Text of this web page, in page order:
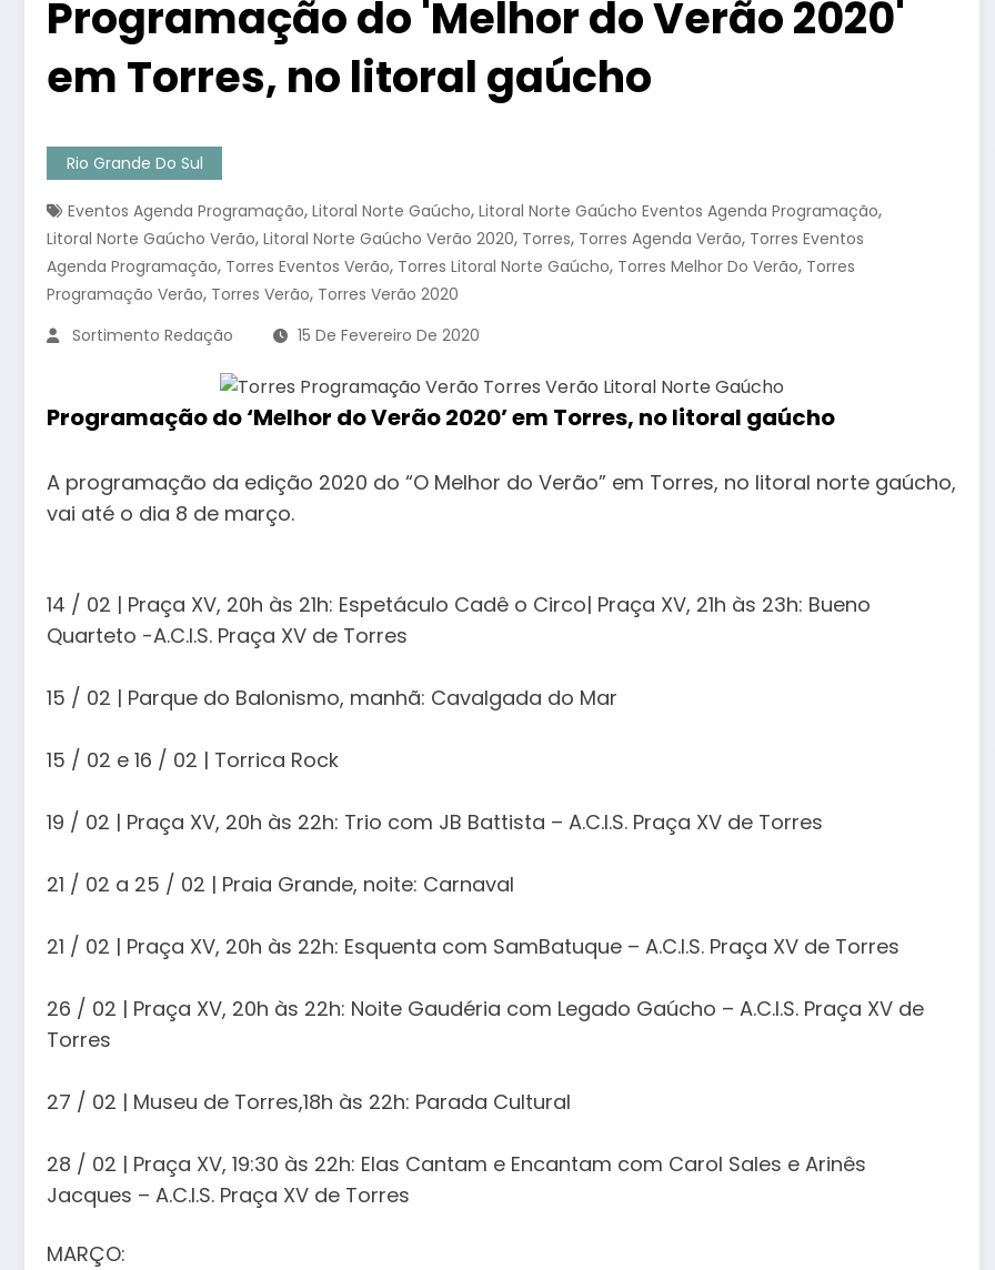
Programação do 'Melhor do Verão 2020'
em Torres, no litoral gaúcho
Rio Grande Do Sul
Eventos Agenda Programação, Litoral Norte Gaúcho, Litoral Norte Gaúcho Eventos Agenda Programação,
Litoral Norte Gaúcho Verão, Litoral Norte Gaúcho Verão 2020, Torres, Torres Agenda Verão, Torres Eventos
Agenda Programação, Torres Eventos Verão, Torres Litoral Norte Gaúcho, Torres Melhor Do Verão, Torres
Programação Verão, Torres Verão, Torres Verão 2020
Sortimento Redação
15 De Fevereiro De 2020
Programação do ‘Melhor do Verão 2020’ em Torres, no litoral gaúcho
A programação da edição 2020 do “O Melhor do Verão” em Torres, no litoral norte gaúcho,
vai até o dia 8 de março.
14 / 02 | Praça XV, 20h às 21h: Espetáculo Cadê o Circo| Praça XV, 21h às 23h: Bueno
Quarteto -A.C.I.S. Praça XV de Torres
15 / 02 | Parque do Balonismo, manhã: Cavalgada do Mar
15 / 02 e 16 / 02 | Torrica Rock
19 / 02 | Praça XV, 20h às 22h: Trio com JB Battista – A.C.I.S. Praça XV de Torres
21 / 02 a 25 / 02 | Praia Grande, noite: Carnaval
21 / 02 | Praça XV, 20h às 22h: Esquenta com SamBatuque – A.C.I.S. Praça XV de Torres
26 / 02 | Praça XV, 20h às 22h: Noite Gaudéria com Legado Gaúcho – A.C.I.S. Praça XV de
Torres
27 / 02 | Museu de Torres,18h às 22h: Parada Cultural
28 / 02 | Praça XV, 19:30 às 22h: Elas Cantam e Encantam com Carol Sales e Arinês
Jacques – A.C.I.S. Praça XV de Torres
MARÇO: